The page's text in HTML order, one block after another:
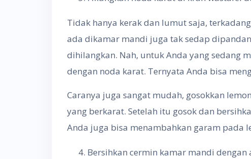
Tidak hanya kerak dan lumut saja,
ada dikamar mandi juga tak sedap
dihilangkan. Nah, untuk Anda yang sedang
dengan noda karat. Ternyata Anda bisa
Caranya juga sangat mudah, gosokkan
yang berkarat. Setelah itu gosok dan
Anda juga bisa menambahkan garam pada
Bersihkan cermin kamar mandi